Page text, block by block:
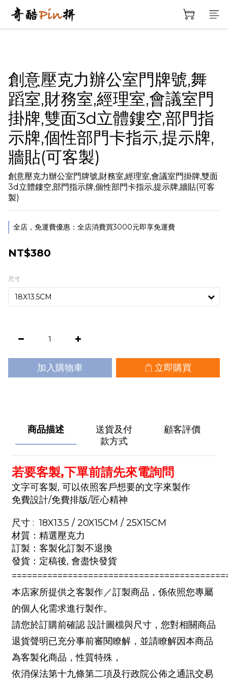
創意壓克力辦公室門牌號,舞
蹈室,財務室,經理室,會議室門
掛牌,雙面3d立體鏤空,部門指
示牌,個性部門卡指示,提示牌,
牆貼(可客製)
創意壓克力辦公室門牌號,財務室,經理室,會議室門掛牌,雙面
3d立體鏤空,部門指示牌,個性部門卡指示,提示牌,牆貼(可客
製)
全店，免運費優惠：全店消費買3000元即享免運費
NT$380
尺寸
加入購物車 立即購買
商品描述
送貨及付
款方式
顧客評價
若要客製,下單前請先來電詢問
文字可客製, 可以依照客戶想要的文字來製作
免費設計/免費排版/匠心精神
尺寸 : 18X13.5 / 20X15CM / 25X15CM
材質：精選壓克力
訂製：客製化訂製不退換
發貨：定稿後, 會盡快發貨
本店家所提供之客製作／訂製商品，係依照您專屬
的個人化需求進行製作。
請您於訂購前確認 設計圖檔與尺寸，您對相關商品
退貨聲明已充分事前審閱瞭解，並請瞭解因本商品
為客製化商品，性質特殊，
依消保法第十九條第二項及行政院公佈之通訊交易